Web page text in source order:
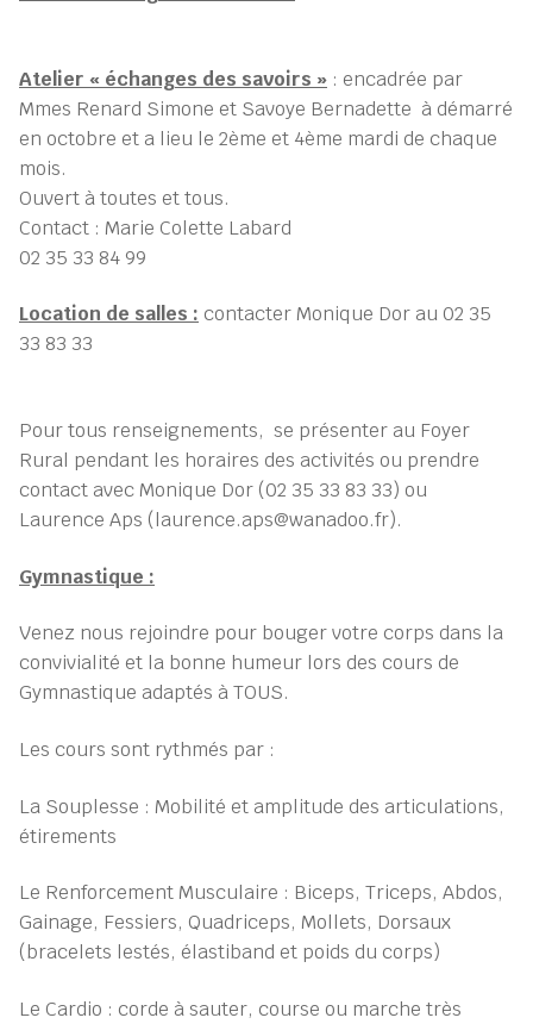
Atelier « échanges des savoirs » : encadrée par
Mmes Renard Simone et Savoye Bernadette à démarré
en octobre et a lieu le 2ème et 4ème mardi de chaque
mois.
Ouvert à toutes et tous.
Contact : Marie Colette Labard
02 35 33 84 99
Location de salles : contacter Monique Dor au 02 35
33 83 33
Pour tous renseignements, se présenter au Foyer
Rural pendant les horaires des activités ou prendre
contact avec Monique Dor (02 35 33 83 33) ou
Laurence Aps (laurence.aps@wanadoo.fr).
Gymnastique :
Venez nous rejoindre pour bouger votre corps dans la
convivialité et la bonne humeur lors des cours de
Gymnastique adaptés à TOUS.
Les cours sont rythmés par :
La Souplesse : Mobilité et amplitude des articulations,
étirements
Le Renforcement Musculaire : Biceps, Triceps, Abdos,
Gainage, Fessiers, Quadriceps, Mollets, Dorsaux
(bracelets lestés, élastiband et poids du corps)
Le Cardio : corde à sauter, course ou marche très